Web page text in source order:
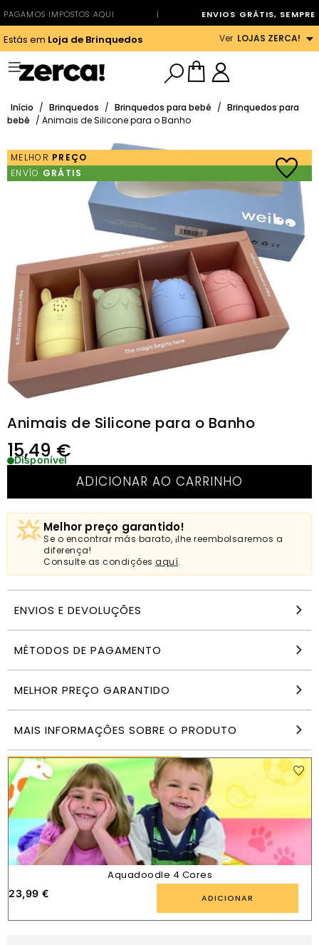
PAGAMOS IMPOSTOS AQUI | ENVIOS GRÁTIS, SEMPRE
Estás em Loja de Brinquedos Ver LOJAS ZERCA!
Início / Brinquedos / Brinquedos para bebé / Brinquedos para
bebê / Animais de Silicone para o Banho
MELHOR PREÇO
ENVÍO GRÁTIS
Animais de Silicone para o Banho
15,49€
Disponível
ADICIONAR AO CARRINHO
Melhor preço garantido!
Se o encontrar más barato, ¡lhe reembolsaremos a
diferença!
Consulte as condições aquí.
ENVIOS E DEVOLUÇÕES
MÉTODOS DE PAGAMENTO
MELHOR PREÇO GARANTIDO
MAIS INFORMAÇÕES SOBRE O PRODUTO
15,49€
ADICIONAR
PRODUTOS SEMELHANTES
Aquadoodle 4 Cores
23,99 € ADICIONAR